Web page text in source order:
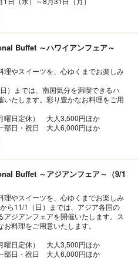
Buffet ～ハワイアンフェア～
理やスイーツを、心ゆくまでお楽しみ
）までは、南国気分を満喫できるハ
いたします。彩り豊かなお料理をご用
曜日定休） 大人3,500円ほか
部日・祝日 大人6,000円ほか
Buffet ～アジアンフェア～（9/1
理やスイーツを、心ゆくまでお楽しみ
ら11/1（日）までは、アジア各国の
アジアンフェアを開催いたします。ス
料理をご用意いたします。
曜日定休） 大人3,500円ほか
部日・祝日 大人6,000円ほか